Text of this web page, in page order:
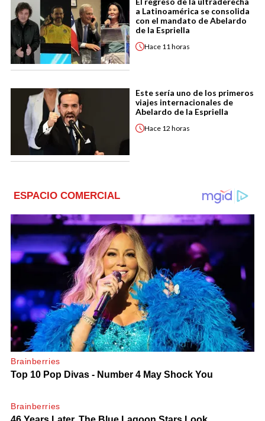
a Latinoamérica se consolida
con el mandato de Abelardo
de la Espriella
Hace 11 horas
Este sería uno de los primeros
viajes internacionales de
Abelardo de la Espriella
Hace 12 horas